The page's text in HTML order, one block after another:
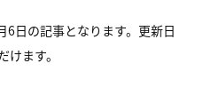
日の記事となります。更新日
ます。